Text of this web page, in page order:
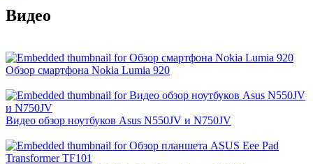
Видео
Обзор смартфона Nokia Lumia 920
Видео обзор ноутбуков Asus N550JV и N750JV